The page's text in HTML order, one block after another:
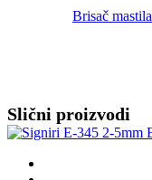
Brisač
Slični proizvodi